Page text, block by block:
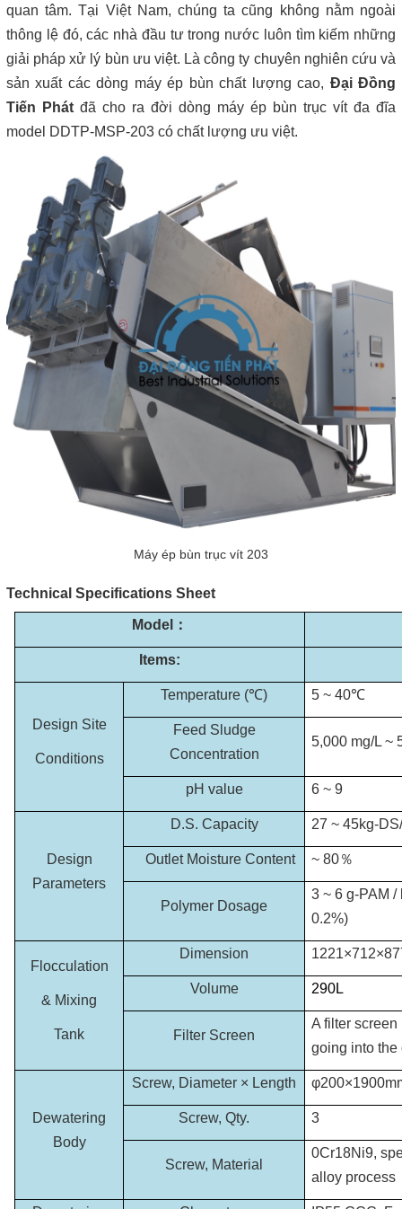
quan tâm. Tại Việt Nam, chúng ta cũng không nằm ngoài
thông lệ đó, các nhà đầu tư trong nước luôn tìm kiếm những
giải pháp xử lý bùn ưu việt. Là công ty chuyên nghiên cứu và
sản xuất các dòng máy ép bùn chất lượng cao, Đại Đồng
Tiến Phát đã cho ra đời dòng máy ép bùn trục vít đa đĩa
model DDTP-MSP-203 có chất lượng ưu việt.
Máy ép bùn trục vít 203
Technical Specifications Sheet
Model ：
Items:
Design Site
Conditions
Temperature (℃) 5 ~ 40℃
Feed Sludge
Concentration
5,000 mg/L ~
pH value 6 ~ 9
Design
Parameters
D.S. Capacity 27 ~ 45kg-
Outlet Moisture Content ~ 80％
Polymer Dosage
3 ~ 6 g-PAM
0.2%)
Flocculation
& Mixing
Tank
Dimension
Volume 290L
Filter Screen
A filter screen
going into the
Dewatering
Body
Screw, Diameter × Length
Screw, Qty. 3
Screw, Material
0Cr18Ni9,
alloy process